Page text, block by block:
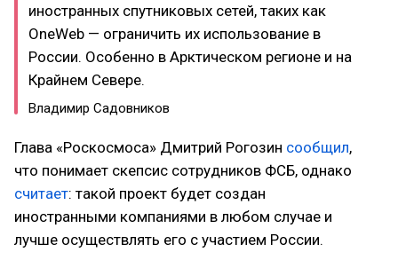
иностранных спутниковых сетей, таких как
OneWeb — ограничить их использование в
России. Особенно в Арктическом регионе и на
Крайнем Севере.
Владимир Садовников
Глава «Роскосмоса» Дмитрий Рогозин сообщил,
что понимает скепсис сотрудников ФСБ, однако
считает: такой проект будет создан
иностранными компаниями в любом случае и
лучше осуществлять его с участием России.